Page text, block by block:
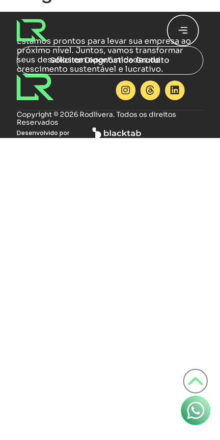
Solicitar Diagnóstico Gratuito
Estamos prontos para levar sua empresa ao
próximo nível. Juntos, vamos transformar
seus desafios em oportunidades de
crescimento sustentável e lucrativo.
Copyright © 2026 Rodlivera. Todos os direitos
Reservados
Desenvolvido por